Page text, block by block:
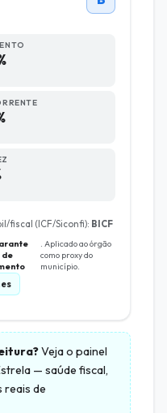
fiscal (ICF/Siconfi): BICF
de
. Aplicado ao órgão
como proxy do
município.
Veja o painel
— saúde fiscal,
reais de